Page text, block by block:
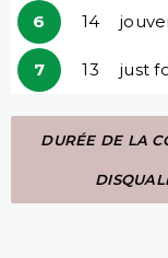
6 14
7 13 just
DURÉE DE LA